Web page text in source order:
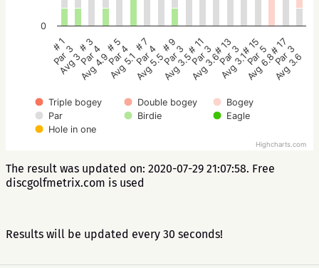
Triple bogey Double bogey
Bogey
Par
Birdie
Eagle
Hole in one
# 1
Par 3
Avg 3
# 3
Par 4
Avg 4.9
# 5
Par 4
Avg 5.1
# 7
Par 4
Avg 5.5
# 9
Par 3
Avg 3.5
# 11
Par 3
Avg 3.6
# 13
Par 3
Avg 3.1
# 15
Par 5
Avg 6.8
# 17
Par 3
Avg 3.6
0
Highcharts.com
The result was updated on: 2020-07-29 21:07:58. Free
discgolfmetrix.com is used
Results will be updated every 30 seconds!